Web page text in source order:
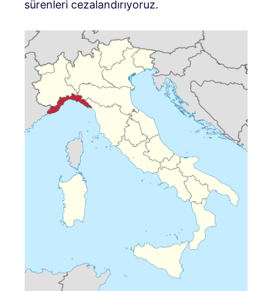
sürenleri cezalandırıyoruz.